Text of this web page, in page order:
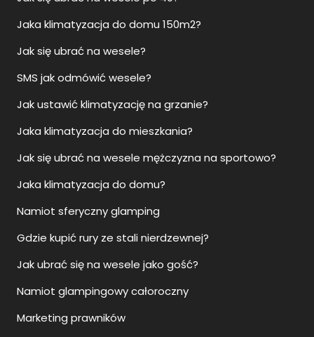
Jaka klimatyzacja do domu 150m2?
Jak się ubrać na wesele?
SMS jak odmówić wesele?
Jak ustawić klimatyzację na grzanie?
Jaka klimatyzacja do mieszkania?
Jak się ubrać na wesele mężczyzna na sportowo?
Jaka klimatyzacja do domu?
Namiot sferyczny glamping
Gdzie kupić rury ze stali nierdzewnej?
Jak ubrać się na wesele jako gość?
Namiot glampingowy całoroczny
Marketing prawników